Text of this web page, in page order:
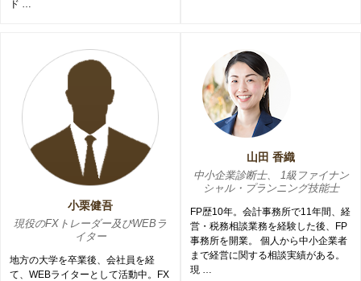
ド …
小栗健吾
現役のFXトレーダー及びWEBラ
イター
地方の大学を卒業後、会社員を経
て、WEBライターとして活動中。FX
山田 香織
中小企業診断士、 1級ファイナン
シャル・プランニング技能士
FP歴10年。会計事務所で11年間、経
営・税務相談業務を経験した後、FP
事務所を開業。 個人から中小企業者
まで経営に関する相談実績がある。
現 …